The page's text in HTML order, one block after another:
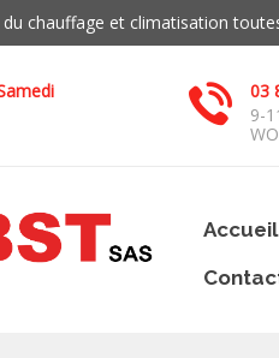
du chauffage et climatisation
03
9-
Accueil